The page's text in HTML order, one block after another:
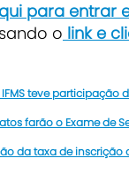
para entrar
o link e
teve participação
farão o Exame de
da taxa de inscrição